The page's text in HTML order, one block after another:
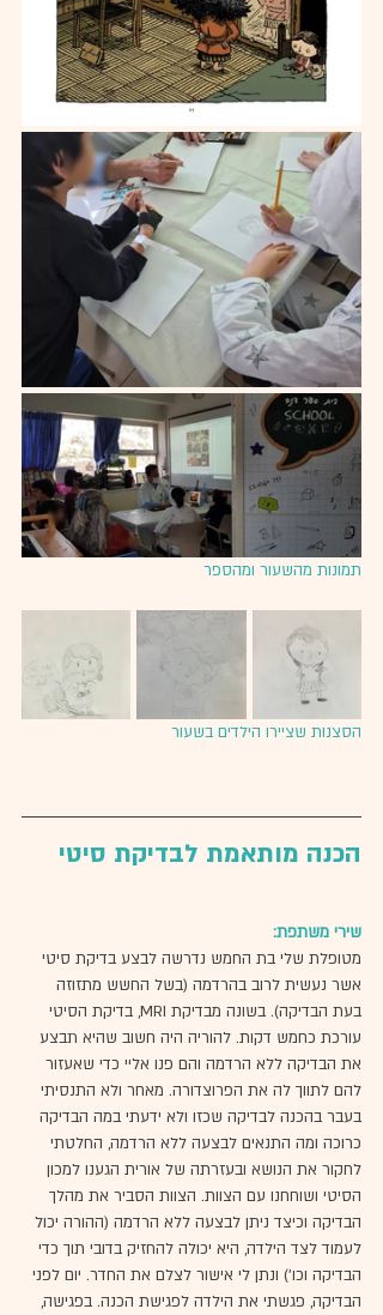
תמונות מהשעור ומהספר
הסצנות שציירו הילדים בשעור
הכנה מותאמת לבדיקת סיטי
שירי משתפת:
מטופלת שלי בת החמש נדרשה לבצע בדיקת סיטי
אשר נעשית לרוב בהרדמה (בשל החשש מתזוזה
בעת הבדיקה). בשונה מבדיקת MRI, בדיקת הסיטי
עורכת כחמש דקות. להוריה היה חשוב שהיא תבצע
את הבדיקה ללא הרדמה והם פנו אליי כדי שאעזור
להם לתווך לה את הפרוצדורה. מאחר ולא התנסיתי
בעבר בהכנה לבדיקה שכזו ולא ידעתי במה הבדיקה
כרוכה ומה התנאים לבצעה ללא הרדמה, החלטתי
לחקור את הנושא ובעזרתה של אורית הגענו למכון
הסיטי ושוחחנו עם הצוות. הצוות הסביר את מהלך
הבדיקה וכיצד ניתן לבצעה ללא הרדמה (ההורה יכול
לעמוד לצד הילדה, היא יכולה להחזיק בדובי תוך כדי
הבדיקה וכו') ונתן לי אישור לצלם את החדר. יום לפני
הבדיקה, פגשתי את הילדה לפגישת הכנה. בפגישה,